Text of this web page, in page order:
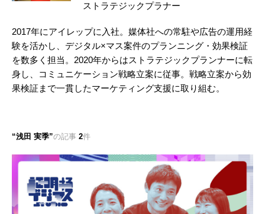
ストラテジックプラナー
2017年にアイレップに入社。媒体社への常駐や広告の運用経
験を活かし、デジタル×マス案件のプランニング・効果検証
を数多く担当。2020年からはストラテジックプランナーに転
身し、コミュニケーション戦略立案に従事。戦略立案から効
果検証まで一貫したマーケティング支援に取り組む。
浅田 実季 の記事 2件